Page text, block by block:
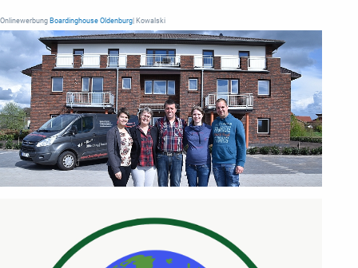
Onlinewerbung Boardinghouse Oldenburg | Kowalski